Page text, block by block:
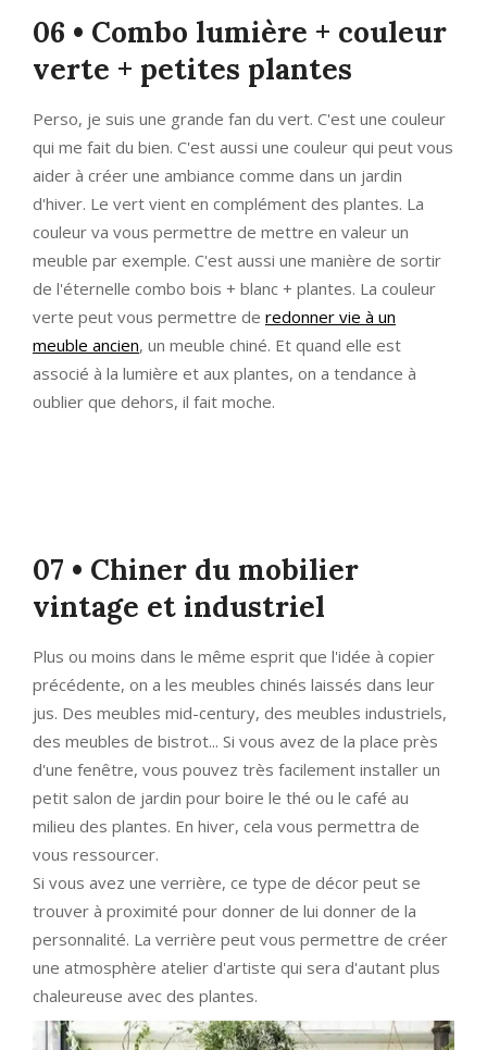
06 • Combo lumière + couleur
verte + petites plantes
Perso, je suis une grande fan du vert. C'est une couleur
qui me fait du bien. C'est aussi une couleur qui peut vous
aider à créer une ambiance comme dans un jardin
d'hiver. Le vert vient en complément des plantes. La
couleur va vous permettre de mettre en valeur un
meuble par exemple. C'est aussi une manière de sortir
de l'éternelle combo bois + blanc + plantes. La couleur
verte peut vous permettre de redonner vie à un
meuble ancien, un meuble chiné. Et quand elle est
associé à la lumière et aux plantes, on a tendance à
oublier que dehors, il fait moche.
07 • Chiner du mobilier
vintage et industriel
Plus ou moins dans le même esprit que l'idée à copier
précédente, on a les meubles chinés laissés dans leur
jus. Des meubles mid-century, des meubles industriels,
des meubles de bistrot... Si vous avez de la place près
d'une fenêtre, vous pouvez très facilement installer un
petit salon de jardin pour boire le thé ou le café au
milieu des plantes. En hiver, cela vous permettra de
vous ressourcer.
Si vous avez une verrière, ce type de décor peut se
trouver à proximité pour donner de lui donner de la
personnalité. La verrière peut vous permettre de créer
une atmosphère atelier d'artiste qui sera d'autant plus
chaleureuse avec des plantes.